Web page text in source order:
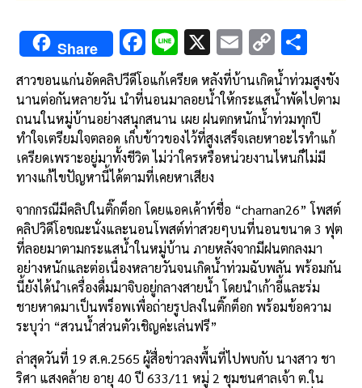
Share F
ac
e
b
o
o
k
Li
n
e
X E
m
ai
l
C
o
py
Li
n
k
h
ar
e
สาวขอนแก่นอัดคลิปวีดีโอแก้เครียด หลังที่บ้านเกิดน้ำท่วมสูงขัง
นานต่อกันหลายวัน นำที่นอนมาลอยน้ำให้กระแสน้ำพัดไปตาม
ถนนในหมู่บ้านอย่างสนุกสนาน เผย ฝนตกหนักน้ำท่วมทุกปี
ทำใจเตรียมใจตลอด เก็บข้าวของไว้ที่สูงเสร็จเลยหาอะไรทำแก้
เครียดเพราะอยู่มาทั้งชีวิต ไม่ว่าใครหรือหน่วยงานไหนก็ไม่มี
ทางแก้ไขปัญหานี้ได้ตามที่เคยหาเสียง
จากกรณีมีคลิปในติ๊กต็อก โดยแอคเค้าท์ชื่อ “charnan26” โพสต์
คลิปวิดีโอขณะนั่งและนอนโพสต์ท่าสวยๆบนที่นอนขนาด 3 ฟุต
ที่ลอยมาตามกระแสน้ำในหมู่บ้าน ภายหลังจากมีฝนตกลงมา
อย่างหนักและต่อเนื่องหลายวันจนเกิดน้ำท่วมฉับพลัน พร้อมกัน
นี้ยังได้นำเครื่องดื่มมาจิบอยู่กลางสายน้ำ โดยนำเก้าอี้และร่ม
ชายหาดมาเป็นพร็อพเพื่อถ่ายรูปลงในติ๊กต็อก พร้อมข้อความ
ระบุว่า “สวนน้ำส่วนตัวเชิญค่ะเล่นฟรี”
ล่าสุดวันที่ 19 ส.ค.2565 ผู้สื่อข่าวลงพื้นที่ไปพบกับ นางสาว ชา
ริศา แสงคล้าย อายุ 40 ปี 633/11 หมู่ 2 ชุมชนศาลเจ้า ต.ใน